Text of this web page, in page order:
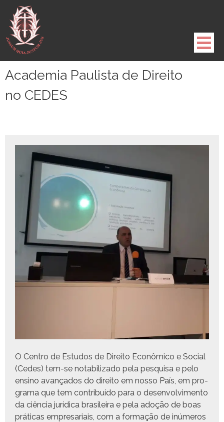
para
conteúdo
Academia Paulista de Direito
no CEDES
O Cen­tro de Estu­dos de Dire­ito Econômi­co e Social
(Cedes) tem-se nota­bi­liza­do pela pesquisa e pelo
ensi­no avança­dos do dire­ito em nos­so País, em pro­
gra­ma que tem con­tribuí­do para o desen­volvi­men­to
da ciên­cia jurídi­ca brasileira e pela adoção de boas
práti­cas empre­sari­ais, com a for­mação de inúmeros